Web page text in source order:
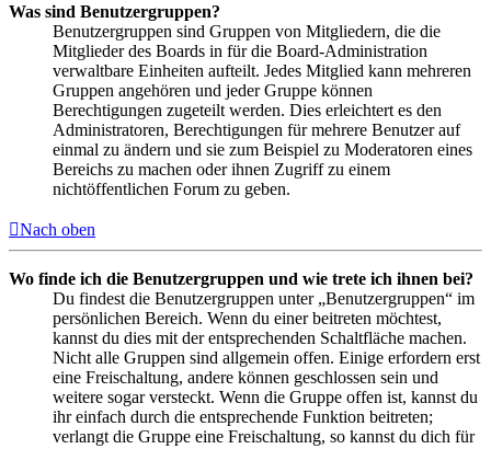
Was sind Benutzergruppen?
Benutzergruppen sind Gruppen von Mitgliedern, die die
Mitglieder des Boards in für die Board-Administration
verwaltbare Einheiten aufteilt. Jedes Mitglied kann mehreren
Gruppen angehören und jeder Gruppe können
Berechtigungen zugeteilt werden. Dies erleichtert es den
Administratoren, Berechtigungen für mehrere Benutzer auf
einmal zu ändern und sie zum Beispiel zu Moderatoren eines
Bereichs zu machen oder ihnen Zugriff zu einem
nichtöffentlichen Forum zu geben.
Nach oben
Wo finde ich die Benutzergruppen und wie trete ich ihnen bei?
Du findest die Benutzergruppen unter „Benutzergruppen“ im
persönlichen Bereich. Wenn du einer beitreten möchtest,
kannst du dies mit der entsprechenden Schaltfläche machen.
Nicht alle Gruppen sind allgemein offen. Einige erfordern erst
eine Freischaltung, andere können geschlossen sein und
weitere sogar versteckt. Wenn die Gruppe offen ist, kannst du
ihr einfach durch die entsprechende Funktion beitreten;
verlangt die Gruppe eine Freischaltung, so kannst du dich für